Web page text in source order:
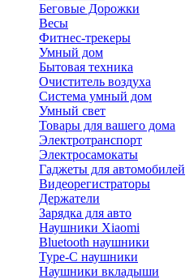
Беговые Дорожки
Весы
Фитнес-трекеры
Умный дом
Бытовая техника
Очиститель воздуха
Система умный дом
Умный свет
Товары для вашего дома
Электротранспорт
Электросамокаты
Гаджеты для автомобилей
Видеорегистраторы
Держатели
Зарядка для авто
Наушники Xiaomi
Bluetooth наушники
Type-C наушники
Наушники вкладыши